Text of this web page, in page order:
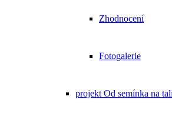
Zhodnocení
Fotogalerie
projekt Od semínka na